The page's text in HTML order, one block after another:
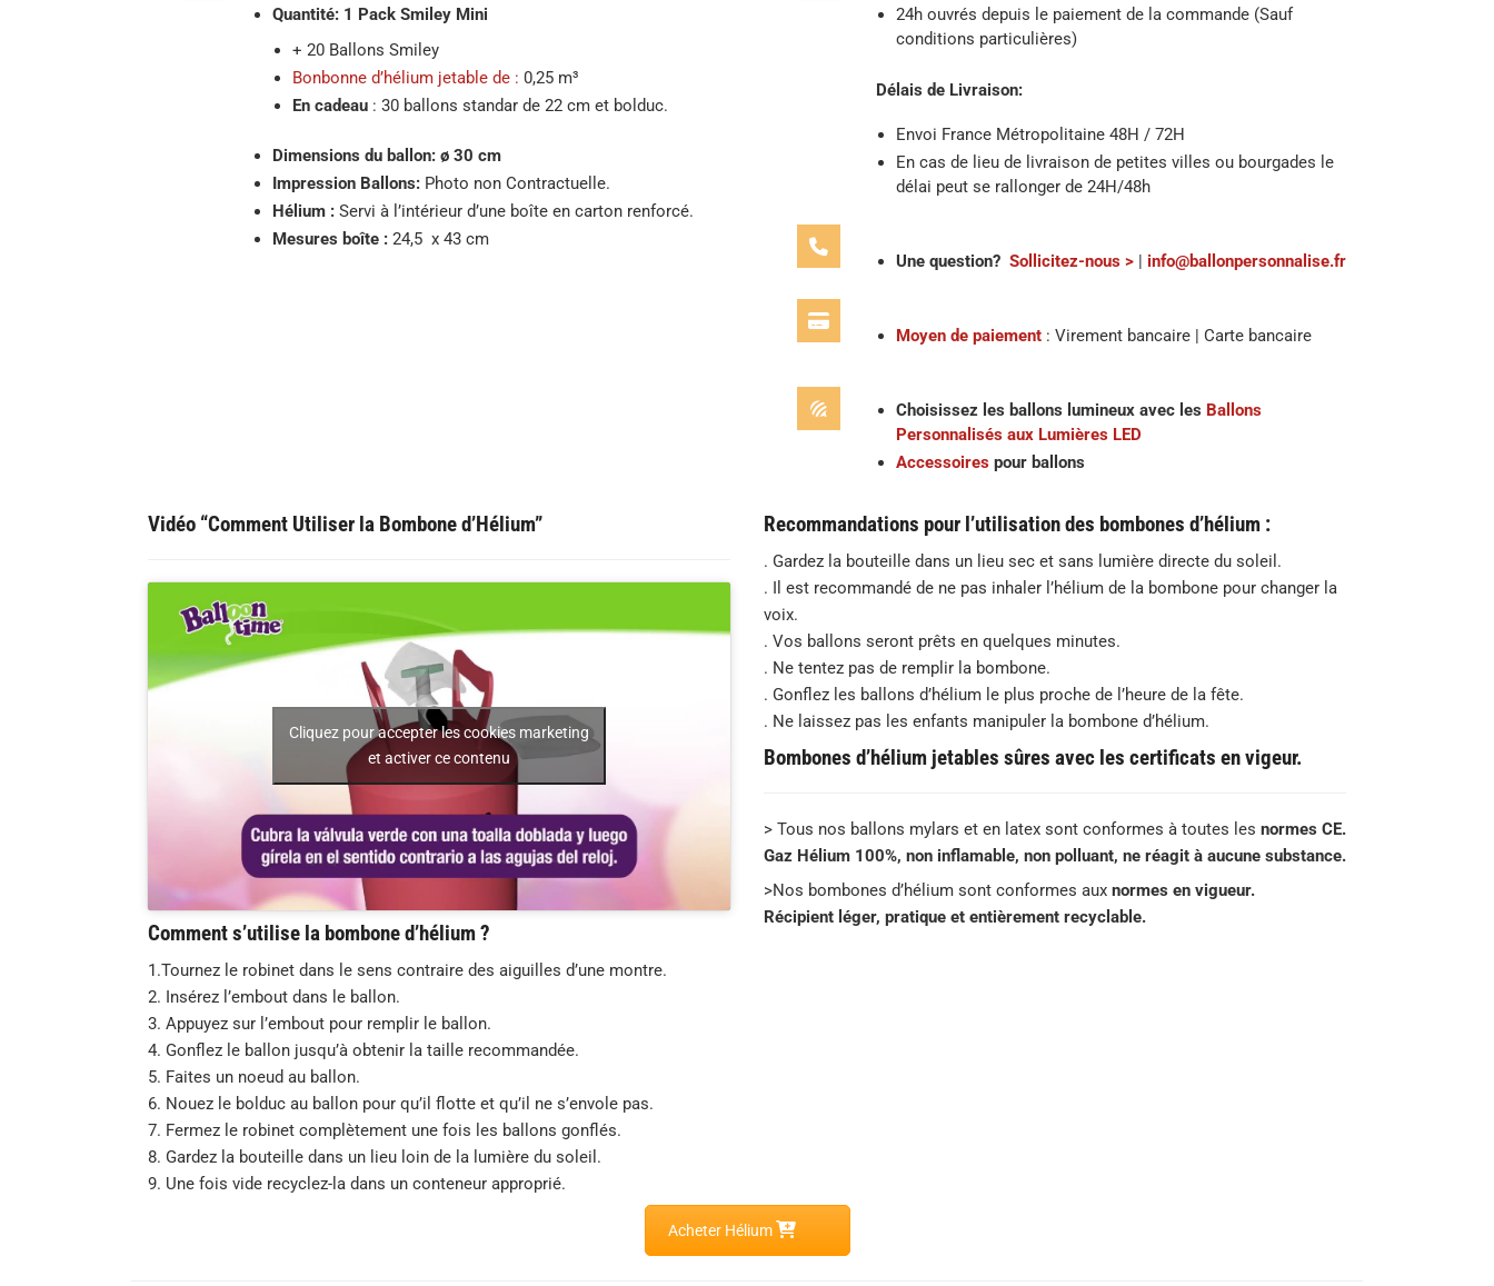
Quantité: 1 Pack Smiley Mini
+ 20 Ballons Smiley
Bonbonne d’hélium jetable de : 0,25 m³
En cadeau: 30 ballons standar de 22 cm et bolduc.
Dimensions du ballon: ø 30 cm
Impression Ballons:Photo non Contractuelle.
Hélium : Servi à l’intérieur d’une boîte en carton renforcé.
Mesures boîte :24,5 x 43 cm
24h ouvrés depuis le paiement de la commande (Sauf
conditions particulières)
Délais de Livraison:
Envoi France Métropolitaine 48H / 72H
En cas de lieu de livraison de petites villes ou bourgades le
délai peut se rallonger de 24H/48h
Une question? Sollicitez-nous > | info@ballonpersonnalise.fr
Moyen de paiement : Virement bancaire | Carte bancaire
Choisissez les ballons lumineux avec les Ballons
Personnalisés aux Lumières LED
Accessoires pour ballons
Vidéo “Comment Utiliser la Bombone d’Hélium”
Cliquez pour accepter les cookies marketing
et activer ce contenu
Comment s’utilise la bombone d’hélium ?
1.Tournez le robinet dans le sens contraire des aiguilles d’une montre.
2. Insérez l’embout dans le ballon.
3. Appuyez sur l’embout pour remplir le ballon.
4. Gonflez le ballon jusqu’à obtenir la taille recommandée.
5. Faites un noeud au ballon.
6. Nouez le bolduc au ballon pour qu’il flotte et qu’il ne s’envole pas.
7. Fermez le robinet complètement une fois les ballons gonflés.
8. Gardez la bouteille dans un lieu loin de la lumière du soleil.
9. Une fois vide recyclez-la dans un conteneur approprié.
Recommandations pour l’utilisation des bombones d’hélium :
. Gardez la bouteille dans un lieu sec et sans lumière directe du soleil.
. Il est recommandé de ne pas inhaler l’hélium de la bombone pour changer la
voix.
. Vos ballons seront prêts en quelques minutes.
. Ne tentez pas de remplir la bombone.
. Gonflez les ballons d’hélium le plus proche de l’heure de la fête.
. Ne laissez pas les enfants manipuler la bombone d’hélium.
Bombones d’hélium jetables sûres avec les certificats en vigeur.
> Tous nos ballons mylars et en latex sont conformes à toutes les normes CE.
Gaz Hélium 100%, non inflamable, non polluant, ne réagit à aucune substance.
>Nos bombones d’hélium sont conformes aux normes en vigueur.
Récipient léger, pratique et entièrement recyclable.
Acheter Hélium